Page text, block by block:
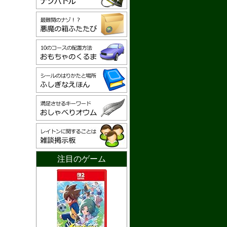
注目のゲーム